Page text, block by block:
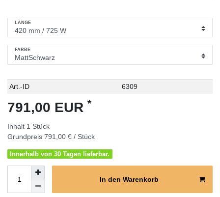
LÄNGE
FARBE
Technisches
Wert
Art.-ID 6309
791,00 EUR *
Inhalt 1 Stück
Grundpreis 791,00 € / Stück
Innerhalb von 30 Tagen lieferbar.
In den Warenkorb